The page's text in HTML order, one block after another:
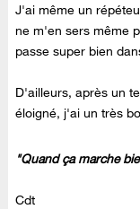
J'ai même un
ne m'en sers même
passe super bien
D'ailleurs, après un
éloigné, j'ai un très
"Quand ça marche
Cdt